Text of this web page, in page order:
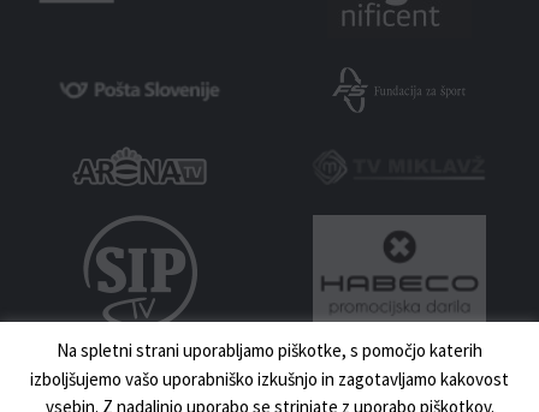
Na spletni strani uporabljamo piškotke, s pomočjo katerih
izboljšujemo vašo uporabniško izkušnjo in zagotavljamo kakovost
vsebin. Z nadaljnjo uporabo se strinjate z uporabo piškotkov.